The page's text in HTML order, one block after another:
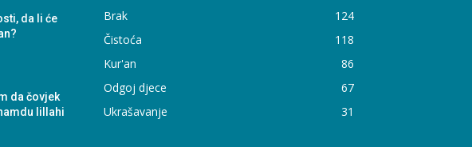
da li će
da čovjek
lillahi
Brak
124
Čistoća
118
Kur'an
86
Odgoj djece
67
Ukrašavanje
31